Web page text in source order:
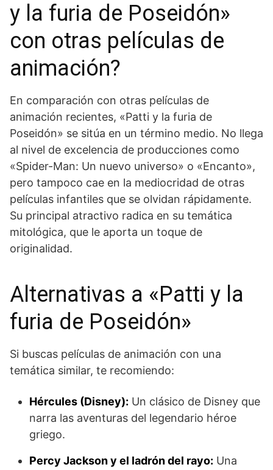
y la furia de Poseidón»
con otras películas de
animación?
En comparación con otras películas de
animación recientes, «Patti y la furia de
Poseidón» se sitúa en un término medio. No llega
al nivel de excelencia de producciones como
«Spider-Man: Un nuevo universo» o «Encanto»,
pero tampoco cae en la mediocridad de otras
películas infantiles que se olvidan rápidamente.
Su principal atractivo radica en su temática
mitológica, que le aporta un toque de
originalidad.
Alternativas a «Patti y la
furia de Poseidón»
Si buscas películas de animación con una
temática similar, te recomiendo:
Hércules (Disney): Un clásico de Disney que
narra las aventuras del legendario héroe
griego.
Percy Jackson y el ladrón del rayo: Una